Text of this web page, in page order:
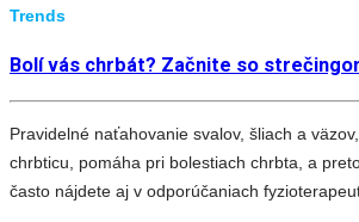
Trends
Bolí vás chrbát? Začnite so
Pravidelné naťahovanie svalov, šliach a
chrbticu, pomáha pri bolestiach chrbta, a
často nájdete aj v odporúčaniach